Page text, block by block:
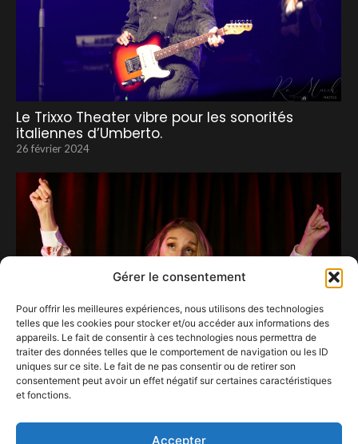
Gérer le consentement
Pour offrir les meilleures expériences, nous utilisons des technologies
telles que les cookies pour stocker et/ou accéder aux informations des
appareils. Le fait de consentir à ces technologies nous permettra de
traiter des données telles que le comportement de navigation ou les ID
uniques sur ce site. Le fait de ne pas consentir ou de retirer son
consentement peut avoir un effet négatif sur certaines caractéristiques
et fonctions.
Accepter
Le Trixxo Theater vibre pour les sonorités
italiennes d’Umberto.
26 février 2024
13 novembre 2022